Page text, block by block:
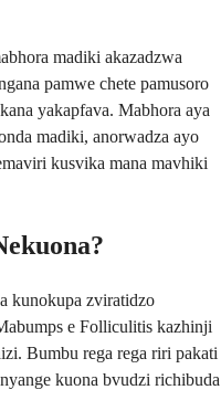
madiki akazadzwa
pamwe chete pamusoro
yakapfava. Mabhora aya
madiki, anorwadza ayo
kusvika mana mavhiki
kunokupa zviratidzo
e Folliculitis kazhinji
Bumbu rega rega riri pakati
kuona bvudzi richibuda